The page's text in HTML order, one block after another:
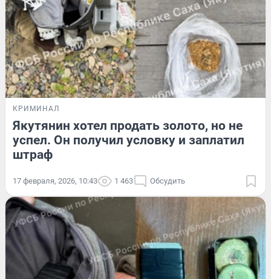
КРИМИНАЛ
Якутянин хотел продать золото, но не
успел. Он получил условку и заплатил
штраф
17 февраля, 2026, 10:43 1 463 Обсудить